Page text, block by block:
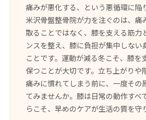
痛みが悪化する、という悪循環に陥
米沢骨盤整骨院が力を注ぐのは、痛
取ることではなく、膝を支える筋力
ンスを整え、膝に負担が集中しない
ことです。運動が減る冬こそ、膝を
保つことが大切です。立ち上がりや
痛みに慣れてしまう前に、一度その
てみませんか。膝は日常の動作すべ
らこそ、早めのケアが生活の質を守